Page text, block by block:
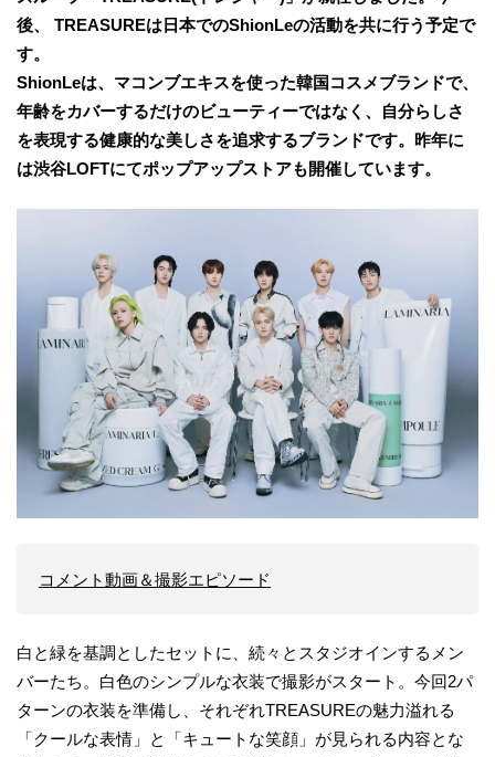
後、 TREASUREは日本でのShionLeの活動を共に行う予定で
す。
ShionLeは、マコンブエキスを使った韓国コスメブランドで、
年齢をカバーするだけのビューティーではなく、自分らしさ
を表現する健康的な美しさを追求するブランドです。昨年に
は渋谷LOFTにてポップアップストアも開催しています。
コメント動画＆撮影エピソード
白と緑を基調としたセットに、続々とスタジオインするメン
バーたち。白色のシンプルな衣装で撮影がスタート。今回2パ
ターンの衣装を準備し、それぞれTREASUREの魅力溢れる
「クールな表情」と「キュートな笑顔」が見られる内容とな